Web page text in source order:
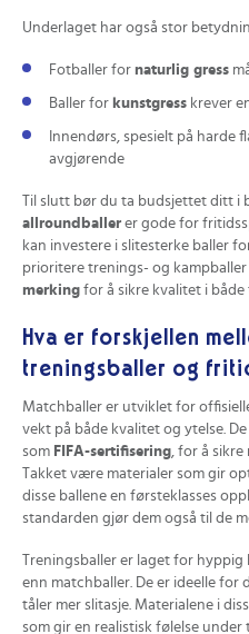
Underlaget har også stor
Fotballer for naturlig gress
Baller for kunstgress krever
Innendørs, spesielt på harde
avgjørende
Til slutt bør du ta budsjettet ditt i
allroundballer er gode for
kan investere i slitesterke baller
prioritere trenings- og
merking for å sikre kvalitet i
Hva er forskjellen
treningsballer og
Matchballer er utviklet for
vekt på både kvalitet og ytelse.
som FIFA-sertifisering , for å
Takket være materialer som gir
disse ballene en førsteklasses
standarden gjør dem også til de
Treningsballer er laget for
enn matchballer. De er ideelle for
tåler mer slitasje. Materialene i
som gir en realistisk følelse under